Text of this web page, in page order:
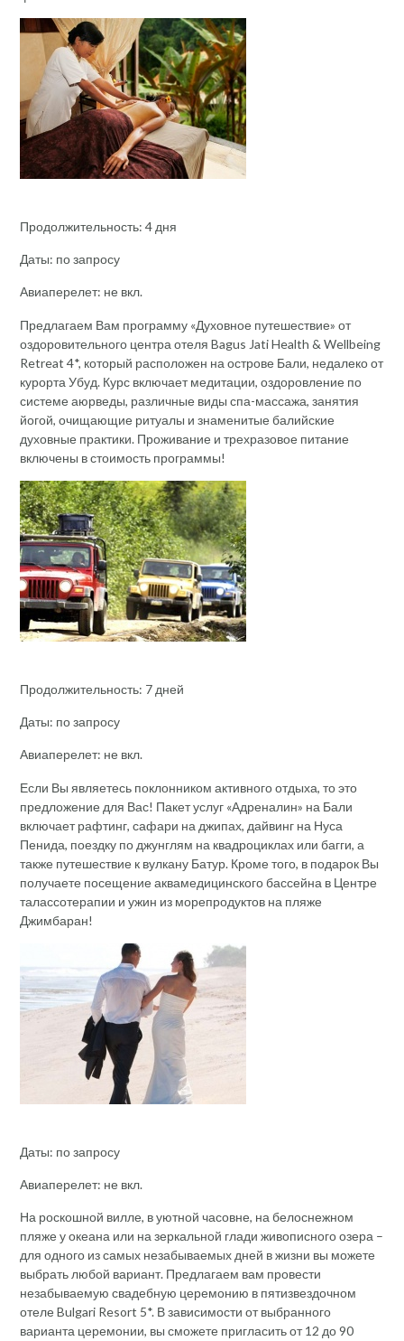
Продолжительность: 4 дня
Даты: по запросу
Авиаперелет: не вкл.
Предлагаем Вам программу «Духовное путешествие» от
оздоровительного центра отеля Bagus Jati Health & Wellbeing
Retreat 4*, который расположен на острове Бали, недалеко от
курорта Убуд. Курс включает медитации, оздоровление по
системе аюрведы, различные виды спа-массажа, занятия
йогой, очищающие ритуалы и знаменитые балийские
духовные практики. Проживание и трехразовое питание
включены в стоимость программы!
Продолжительность: 7 дней
Даты: по запросу
Авиаперелет: не вкл.
Если Вы являетесь поклонником активного отдыха, то это
предложение для Вас! Пакет услуг «Адреналин» на Бали
включает рафтинг, сафари на джипах, дайвинг на Нуса
Пенида, поездку по джунглям на квадроциклах или багги, а
также путешествие к вулкану Батур. Кроме того, в подарок Вы
получаете посещение аквамедицинского бассейна в Центре
талассотерапии и ужин из морепродуктов на пляже
Джимбаран!
Даты: по запросу
Авиаперелет: не вкл.
На роскошной вилле, в уютной часовне, на белоснежном
пляже у океана или на зеркальной глади живописного озера –
для одного из самых незабываемых дней в жизни вы можете
выбрать любой вариант. Предлагаем вам провести
незабываемую свадебную церемонию в пятизвездочном
отеле Bulgari Resort 5*. В зависимости от выбранного
варианта церемонии, вы сможете пригласить от 12 до 90